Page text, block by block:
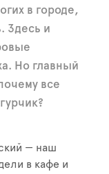
в городе,
Здесь и
Но главный
все
— наш
в кафе и